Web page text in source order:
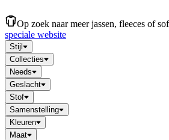
Op zoek naar meer jassen, fleeces of
speciale website
Stijl
Collecties
Needs
Geslacht
Stof
Samenstelling
Kleuren
Maat